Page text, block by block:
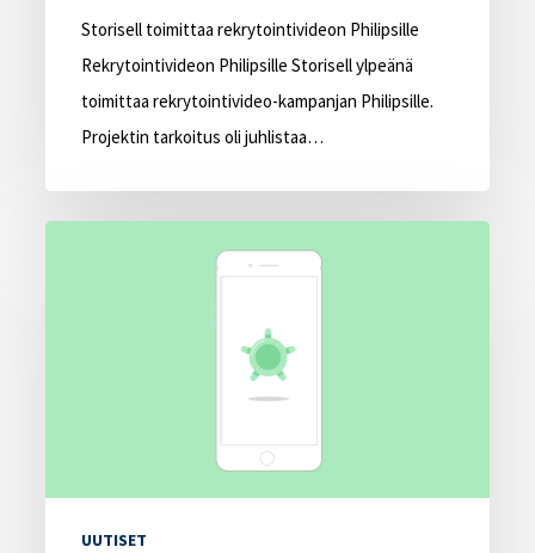
Storisell toimittaa rekrytointivideon Philipsille
Rekrytointivideon Philipsille Storisell ylpeänä
toimittaa rekrytointivideo-kampanjan Philipsille.
Projektin tarkoitus oli juhlistaa…
UUTISET